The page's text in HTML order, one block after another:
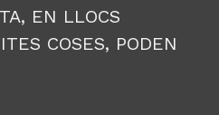
EN LLOCS
COSES, PODEN